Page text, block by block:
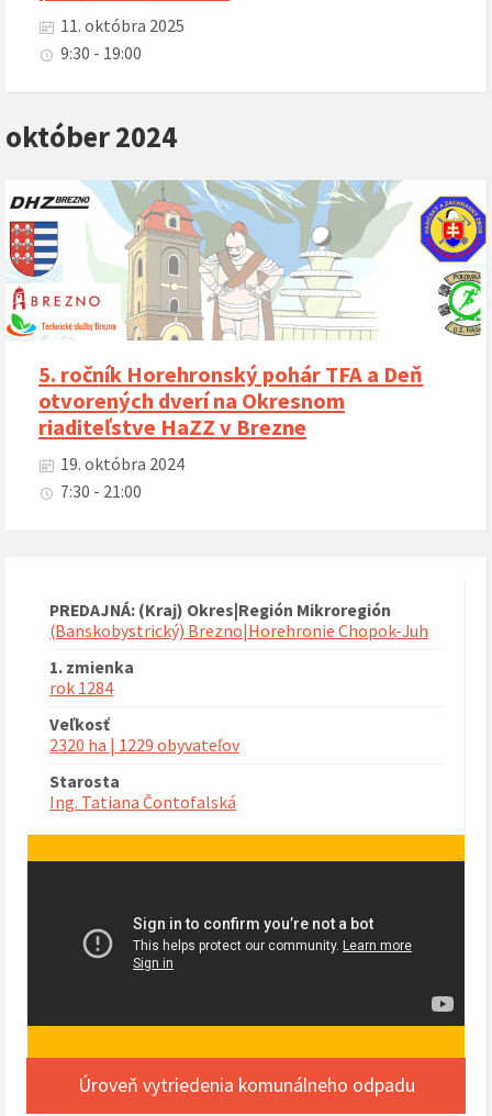
11. októbra 2025
9:30 - 19:00
október 2024
5. ročník Horehronský pohár TFA a Deň
otvorených dverí na Okresnom
riaditeľstve HaZZ v Brezne
19. októbra 2024
7:30 - 21:00
PREDAJNÁ: (Kraj) Okres|Región Mikroregión
(Banskobystrický) Brezno|Horehronie Chopok-Juh
1. zmienka
rok 1284
Veľkosť
2320 ha | 1229 obyvateľov
Starosta
Ing. Tatiana Čontofalská
Úroveň vytriedenia komunálneho odpadu